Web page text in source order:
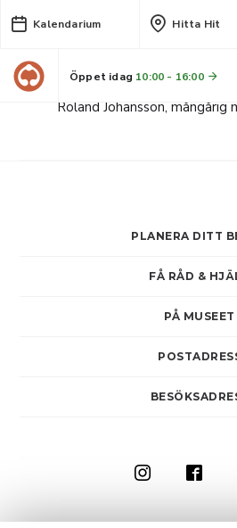
Kalendarium Hitta Hit
Öppet idag 10:00 - 16:00
Arbetare och deras
genom bilder
PLANERA DITT
FÅ RÅD &
PÅ MUSEET